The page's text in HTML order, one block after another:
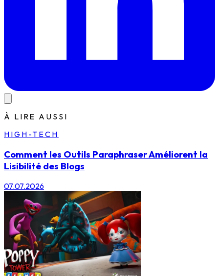
À LIRE AUSSI
HIGH-TECH
Comment les Outils Paraphraser Améliorent la
Lisibilité des Blogs
07.07.2026